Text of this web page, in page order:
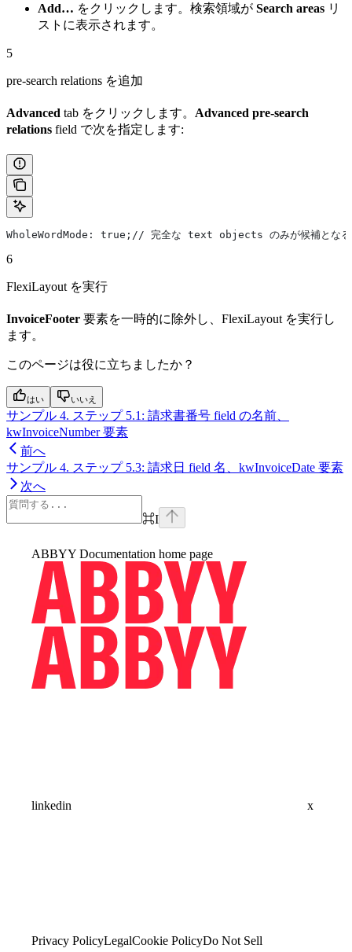
Add… をクリックします。検索領域が Search areas リ
ストに表示されます。
5
pre-search relations を追加
Advanced tab をクリックします。 Advanced pre-search
relations field で次を指定します:
WholeWordMode: true;// 完全な text objects のみが候補となる仮
6
FlexiLayout を実行
InvoiceFooter 要素を一時的に除外し、FlexiLayout を実行し
ます。
このページは役に立ちましたか？
はい いいえ
サンプル 4. ステップ 5.1: 請求書番号 field の名前、
kwInvoiceNumber 要素
前へ
サンプル 4. ステップ 5.3: 請求日 field 名、kwInvoiceDate 要素
次へ
⌘I
ABBYY Documentation home page
linkedin x
Privacy PolicyLegalCookie PolicyDo Not Sell